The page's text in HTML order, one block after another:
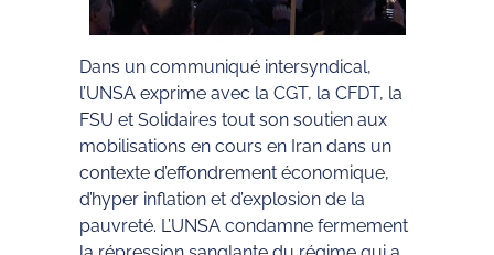
Dans un communiqué intersyndical,
l’UNSA exprime avec la CGT, la CFDT, la
FSU et Solidaires tout son soutien aux
mobilisations en cours en Iran dans un
contexte d’effondrement économique,
d’hyper inflation et d’explosion de la
pauvreté. L’UNSA condamne fermement